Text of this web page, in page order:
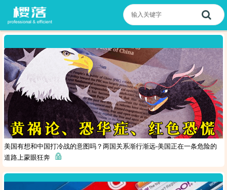
美国有想和中国打冷战的意图吗？两国关系渐行渐远-美国正在一条危险的
道路上蒙眼狂奔